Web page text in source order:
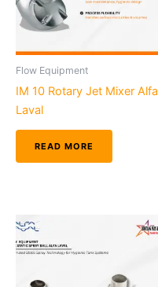
Flow Equipment
IM 10 Rotary Jet Mixer Alfa
Laval
READ MORE